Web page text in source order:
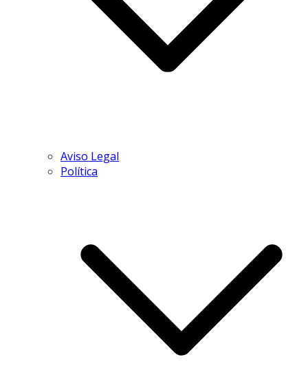
Aviso Legal
Política